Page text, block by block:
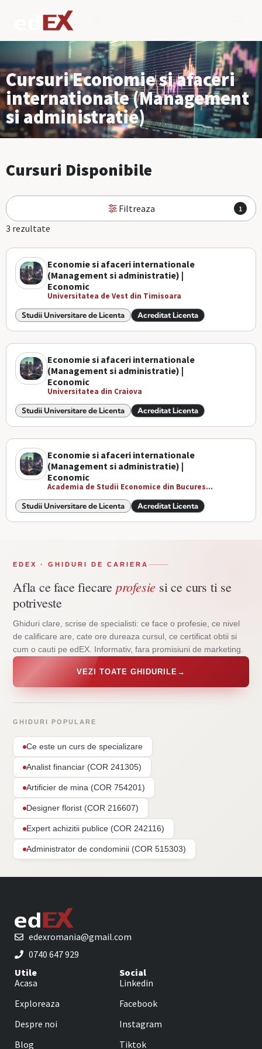
Cursuri Economie si afaceri
internationale (Management
si administratie)
Cursuri Disponibile
Filtreaza 1
3 rezultate
Economie si afaceri internationale
(Management si administratie) |
Economic
Universitatea de Vest din Timisoara
Studii Universitare de Licenta Acreditat Licenta
Economie si afaceri internationale
(Management si administratie) |
Economic
Universitatea din Craiova
Studii Universitare de Licenta Acreditat Licenta
Economie si afaceri internationale
(Management si administratie) |
Economic
Academia de Studii Economice din Bucures...
Studii Universitare de Licenta Acreditat Licenta
EDEX · GHIDURI DE CARIERA
Afla ce face fiecare profesie si ce curs ti se
potriveste
Ghiduri clare, scrise de specialisti: ce face o profesie, ce nivel
de calificare are, cate ore dureaza cursul, ce certificat obtii si
cum o cauti pe edEX. Informativ, fara promisiuni de marketing.
VEZI TOATE GHIDURILE →
GHIDURI POPULARE
Ce este un curs de specializare
Analist financiar (COR 241305)
Artificier de mina (COR 754201)
Designer florist (COR 216607)
Expert achizitii publice (COR 242116)
Administrator de condominii (COR 515303)
edexromania@gmail.com
0740 647 929
Utile
Acasa
Exploreaza
Despre noi
Blog
Social
Linkedin
Facebook
Instagram
Tiktok